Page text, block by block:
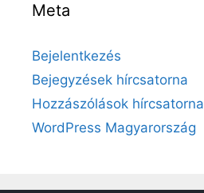
Meta
Bejelentkezés
Bejegyzések hírcsatorna
Hozzászólások hírcsatorna
WordPress Magyarország